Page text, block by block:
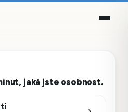
jaká jste osobnost.